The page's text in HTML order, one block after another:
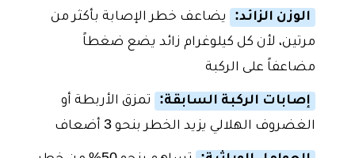
الوزن الزائد:
يضاعف خطر الإصابة بأكثر من
مرتين، لأن كل كيلوغرام زائد يضع ضغطاً
مضاعفاً على الركبة
إصابات الركبة السابقة:
تمزق الأربطة أو
الغضروف الهلالي يزيد الخطر بنحو 3 أضعاف